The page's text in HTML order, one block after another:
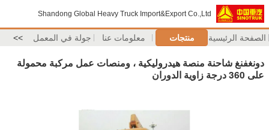
Shandong Global Heavy Truck Import&Export Co.,Ltd
الصفحة الرئيسية منتجات معلومات عنا جولة في المعمل >>
دونغفنغ شاحنة منصة هيدروليكية ، ومنصات عمل مركبة محمولة
على 360 درجة زاوية الدوران